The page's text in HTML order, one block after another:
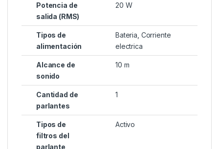
Potencia de
salida (RMS)
20 W
Tipos de
alimentación
Bateria, Corriente
electrica
Alcance de
sonido
10 m
Cantidad de
parlantes
1
Tipos de
filtros del
parlante
Activo